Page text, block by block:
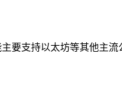
要支持以太坊等其他主